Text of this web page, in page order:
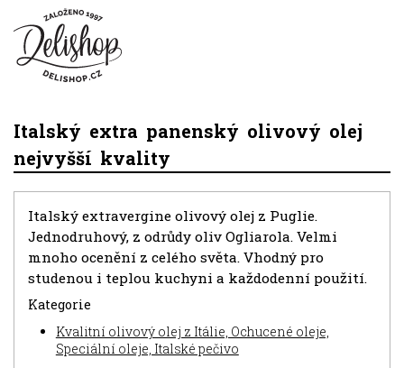
Italský extra panenský olivový olej
nejvyšší kvality
Italský extravergine olivový olej z Puglie.
Jednodruhový, z odrůdy oliv Ogliarola. Velmi
mnoho ocenění z celého světa. Vhodný pro
studenou i teplou kuchyni a každodenní použití.
Kategorie
Kvalitní olivový olej z Itálie, Ochucené oleje,
Speciální oleje, Italské pečivo